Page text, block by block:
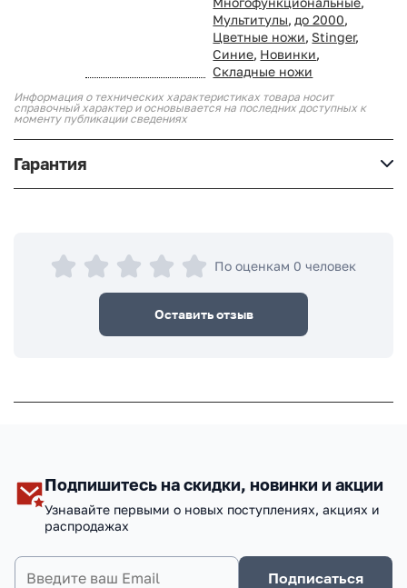
Мультитулы, до 2000,
Цветные ножи, Stinger,
Синие, Новинки,
Складные ножи
Информация о технических характеристиках товара носит
справочный характер и основывается на последних доступных к
моменту публикации сведениях
Гарантия
По оценкам 0 человек
Оставить отзыв
Подпишитесь на скидки, новинки и акции
Узнавайте первыми о новых поступлениях, акциях и
распродажах
Подписаться